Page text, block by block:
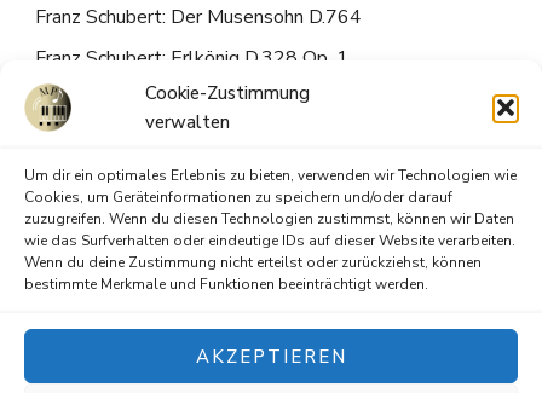
Cookie-Zustimmung
verwalten
Um dir ein optimales Erlebnis zu bieten, verwenden wir Technologien wie
Cookies, um Geräteinformationen zu speichern und/oder darauf
zuzugreifen. Wenn du diesen Technologien zustimmst, können wir Daten
wie das Surfverhalten oder eindeutige IDs auf dieser Website verarbeiten.
Wenn du deine Zustimmung nicht erteilst oder zurückziehst, können
bestimmte Merkmale und Funktionen beeinträchtigt werden.
AKZEPTIEREN
Franz Schubert: Der Musensohn D.764
Franz Schubert: Erlkönig D.328 Op. 1
Franz Schubert: Du bist die Ruh D.776
Franz Schubert: Lied der Mignon (Nur wer die
Sehnsucht kennt) D.877
W.A. Mozart: Abend empfindung an Laura K.253
W.A. Mozart: An Chloe K.254